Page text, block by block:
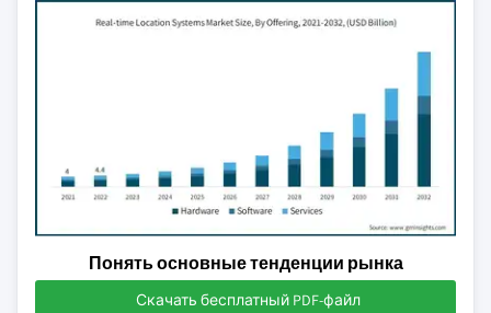
Понять основные тенденции рынка
Скачать бесплатный PDF-файл